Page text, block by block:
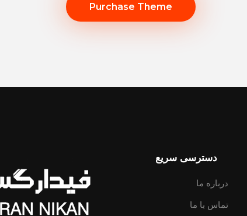
Purchase Theme
دسترسی سریع
درباره ما
تماس با ما